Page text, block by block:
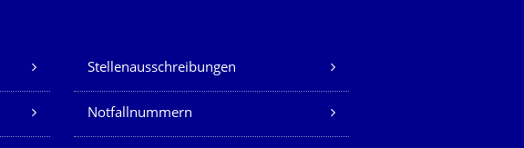
Stellenausschreibungen
Notfallnummern